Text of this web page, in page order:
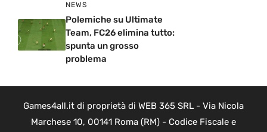
NEWS
Polemiche su Ultimate
Team, FC26 elimina tutto:
spunta un grosso
problema
Games4all.it di proprietà di WEB 365 SRL - Via Nicola
Marchese 10, 00141 Roma (RM) - Codice Fiscale e